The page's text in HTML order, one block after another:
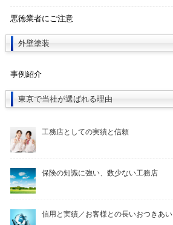
悪徳業者にご注意
外壁塗装
事例紹介
東京で当社が選ばれる理由
工務店としての実績と信頼
保険の知識に強い、数少ない工務店
信用と実績／お客様との長いおつきあい